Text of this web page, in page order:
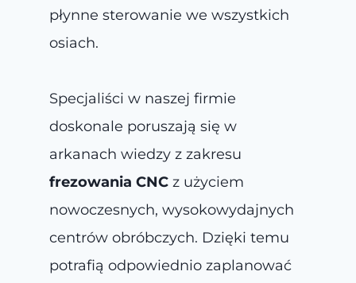
płynne sterowanie we wszystkich
osiach.
Specjaliści w naszej firmie
doskonale poruszają się w
arkanach wiedzy z zakresu
frezowania CNC z użyciem
nowoczesnych, wysokowydajnych
centrów obróbczych. Dzięki temu
potrafią odpowiednio zaplanować